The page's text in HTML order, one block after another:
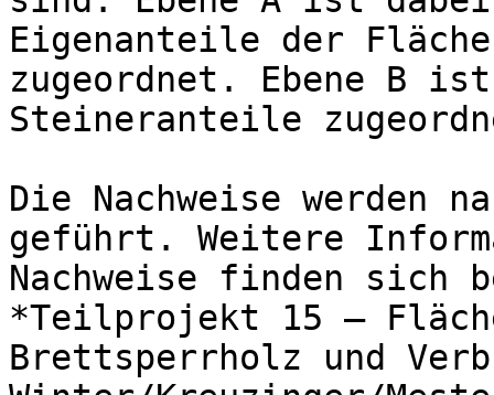
Eigenanteile der
zugeordnet. Ebene B
Steineranteile
Die Nachweise werden
geführt. Weitere
Nachweise finden sich
*Teilprojekt 15 –
Brettsperrholz und